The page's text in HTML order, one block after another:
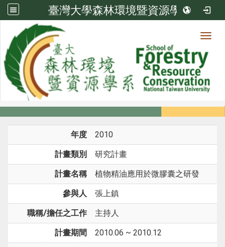
臺灣大學森林環境暨資源學系
系所成員
系所成員
年度 2010
計畫類別 研究計畫
計畫名稱 植物精油應用於微膠囊之研發
參與人 張上鎮
職稱/擔任之工作 主持人
計畫期間 2010.06 ~ 2010.12